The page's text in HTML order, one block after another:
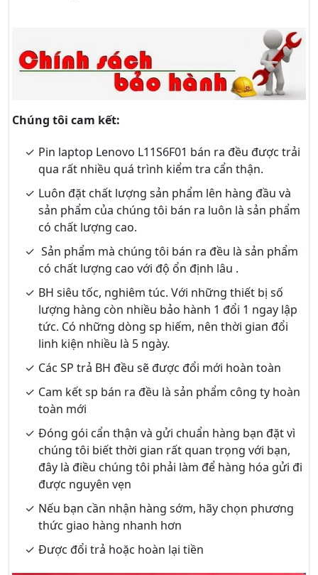
Chúng tôi cam kết:
Pin laptop Lenovo L11S6F01 bán ra đều được trải
qua rất nhiều quá trình kiểm tra cẩn thận.
Luôn đặt chất lượng sản phẩm lên hàng đầu và
sản phẩm của chúng tôi bán ra luôn là sản phẩm
có chất lượng cao.
Sản phẩm mà chúng tôi bán ra đều là sản phẩm
có chất lượng cao với độ ổn định lâu .
BH siêu tốc, nghiêm túc. Với những thiết bị số
lượng hàng còn nhiều bảo hành 1 đổi 1 ngay lập
tức. Có những dòng sp hiếm, nên thời gian đổi
linh kiện nhiều là 5 ngày.
Các SP trả BH đều sẽ được đổi mới hoàn toàn
Cam kết sp bán ra đều là sản phẩm công ty hoàn
toàn mới
Đóng gói cẩn thận và gửi chuẩn hàng bạn đặt vì
chúng tôi biết thời gian rất quan trọng với bạn,
đây là điều chúng tôi phải làm để hàng hóa gửi đi
được nguyên vẹn
Nếu bạn cần nhận hàng sớm, hãy chọn phương
thức giao hàng nhanh hơn
Được đổi trả hoặc hoàn lại tiền